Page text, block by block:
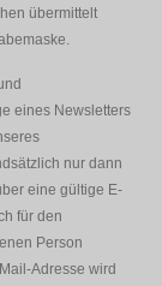
übermittelt
eines Newsletters
nur dann
eine gültige E-
für den
Person
Adresse wird